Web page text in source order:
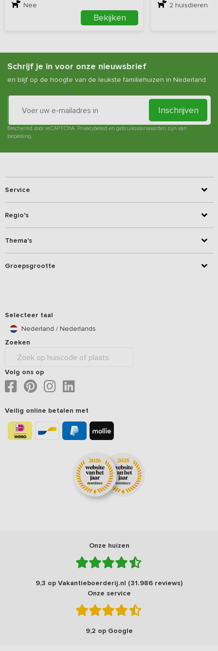
Nee
Bekijken
2 huisdieren
Schrijf je in voor onze nieuwsbrief
en blijf op de hoogte van de leukste familiehuizen in Nederland.
Inschrijven
Beschermd door reCAPTCHA. Privacybeleid en gebruiksvoorwaarden zijn van
toepassing.
Service
Regio's
Thema's
Groepsgrootte
Selecteer taal
Nederland / Nederlands
Zoeken
Volg ons op
Veilig online betalen met
Onze huizen
9,3 op Vakantieboerderij.nl (31.986 reviews)
Onze service
9,2 op Google